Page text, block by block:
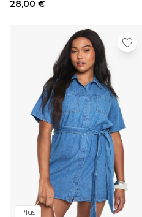
28,00 €
Plus